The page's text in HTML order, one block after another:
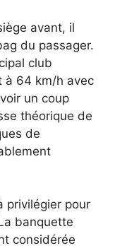
avant, il
du passager.
club
à 64 km/h avec
un coup
théorique de
de
privilégier pour
banquette
considérée